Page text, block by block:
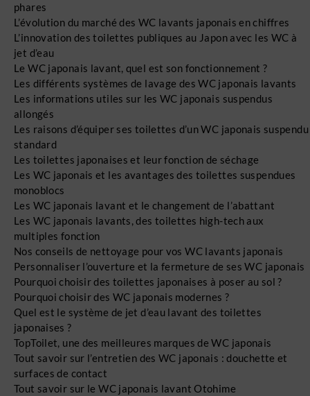
phares
L’évolution du marché des WC lavants japonais en chiffres
L’innovation des toilettes publiques au Japon avec les WC à
jet d’eau
Le WC japonais lavant, quel est son fonctionnement ?
Les différents systèmes de lavage des WC japonais lavants
Les informations utiles sur les WC japonais suspendus
allongés
Les raisons d’équiper ses toilettes d’un WC japonais suspendu
standard
Les toilettes japonaises et leur fonction de séchage
Les WC japonais et les avantages des toilettes suspendues
monoblocs
Les WC japonais lavant et le changement de l’abattant
Les WC japonais lavants, des toilettes high-tech aux
multiples fonction
Nos conseils de nettoyage pour vos WC lavants japonais
Personnaliser l’ouverture et la fermeture de ses WC japonais
Pourquoi choisir des toilettes japonaises à poser au sol ?
Pourquoi choisir des WC japonais modernes ?
Quel est le système de jet d’eau lavant des toilettes
japonaises ?
TopToilet, une des meilleures marques de WC japonais
Tout savoir sur l’entretien des WC japonais : douchette et
surfaces de contact
Tout savoir sur le WC japonais lavant Otohime